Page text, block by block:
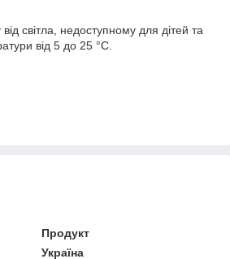
світла, недоступному для дітей та
від 5 до 25 °С.
Продукт
Україна